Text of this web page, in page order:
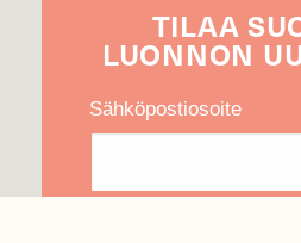
TILAA
LUONNON
Sähköpostiosoite